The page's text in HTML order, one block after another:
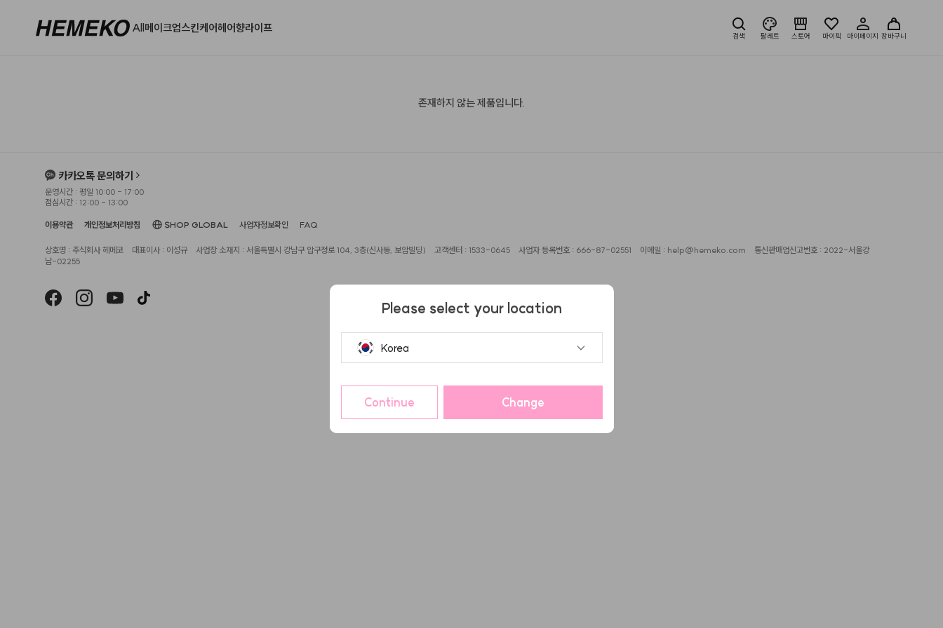
All메이크업스킨케어헤어향라이프
검색 팔레트 스토어 마이픽 마이페이지 장바구니
존재하지 않는 제품입니다.
카카오톡 문의하기
운영시간 : 평일 10:00 - 17:00
점심시간 : 12:00 - 13:00
이용약관 개인정보처리방침 SHOP GLOBAL 사업자정보확인 FAQ
상호명 : 주식회사 헤메코 대표이사 : 이성규 사업장 소재지 : 서울특별시 강남구 압구정로 104, 3층(신사동, 보암빌딩) 고객센터 : 1533-0645 사업자 등록번호 : 666-87-02551 이메일 : help@hemeko.com
통신판매업신고번호 : 2022-서울강
남-02255
Please select your location
Korea
Continue Change